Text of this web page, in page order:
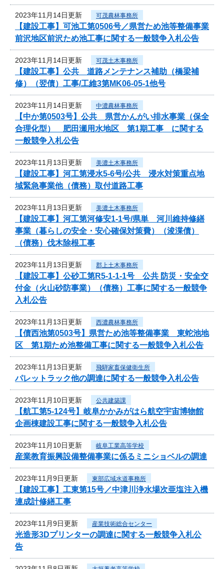
2023年11月14日更新 可茂農林事務所
【建設工事】可池工第0506号／県営ため池等整備事業
前沢地区前沢ため池工事に関する一般競争入札公告
2023年11月14日更新 可茂土木事務所
【建設工事】公共 道路メンテナンス補助（橋梁補
修）（翌債）工事/工維3第MK06-05-1他号
2023年11月14日更新 中濃農林事務所
【中か第0503号】公共 県営かんがい排水事業（保全
合理化型） 肥田瀬用水地区 第1期工事 に関する
一般競争入札公告
2023年11月13日更新 美濃土木事務所
【建設工事】河工第浸水5-6号/公共 浸水対策重点地
域緊急事業他（債務）取付道路工事
2023年11月13日更新 美濃土木事務所
【建設工事】河工第河修安1-1号/県単 河川維持修繕
事業（暮らしの安全・安心確保対策費）（浚渫債）
（債務）伐木除根工事
2023年11月13日更新 郡上土木事務所
【建設工事】公砂工第R5-1-1-1号 公共 防災・安全交
付金（火山砂防事業）（債務）工事に関する一般競争
入札公告
2023年11月13日更新 西濃農林事務所
【債西池第0503号】県営ため池等整備事業 東蛇池地
区 第1期ため池整備工事に関する一般競争入札公告
2023年11月13日更新 飛騨家畜保健衛生所
パレットラック他の調達に関する一般競争入札公告
2023年11月10日更新 公共建築課
【航工第5-124号】岐阜かかみがはら航空宇宙博物館
企画棟建設工事に関する一般競争入札公告
2023年11月10日更新 岐阜工業高等学校
産業教育振興設備整備事業に係るミニショベルの調達
2023年11月9日更新 東部広域水道事務所
【建設工事】工東第15号／中津川浄水場次亜塩注入機
連成計修繕工事
2023年11月9日更新 産業技術総合センター
光造形3Dプリンターの調達に関する一般競争入札公
告